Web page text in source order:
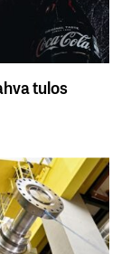
tulos